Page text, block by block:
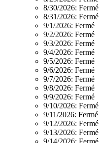
8/30/2026: Fermé
8/31/2026: Fermé
9/1/2026: Fermé
9/2/2026: Fermé
9/3/2026: Fermé
9/4/2026: Fermé
9/5/2026: Fermé
9/6/2026: Fermé
9/7/2026: Fermé
9/8/2026: Fermé
9/9/2026: Fermé
9/10/2026: Fermé
9/11/2026: Fermé
9/12/2026: Fermé
9/13/2026: Fermé